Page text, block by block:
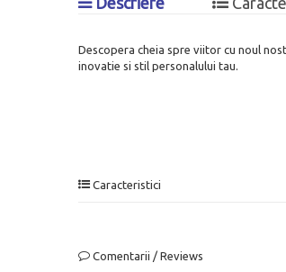
Descopera cheia spre viitor cu noul
inovatie si stil personalului tau.
Caracteristici
Comentarii / Reviews